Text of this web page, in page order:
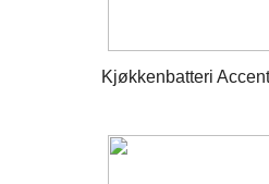
Kjøkkenbatteri